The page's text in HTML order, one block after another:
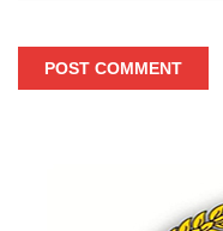
POST COMMENT